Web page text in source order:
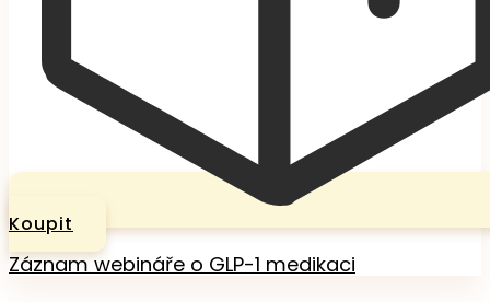
Koupit
Záznam webináře o GLP-1 medikaci